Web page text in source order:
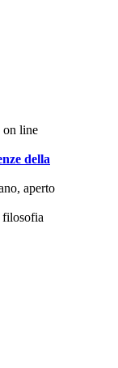
on line
della
aperto
filosofia